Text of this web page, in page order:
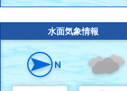
水面気象情報